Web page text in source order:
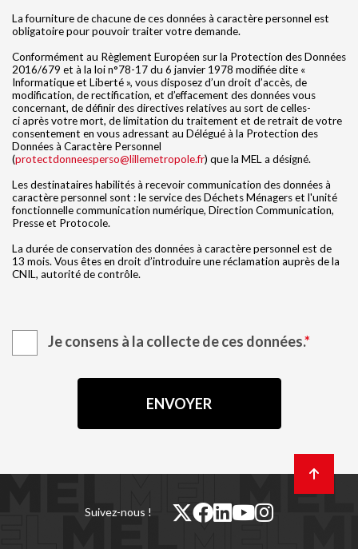
La fourniture de chacune de ces données à caractère personnel est
obligatoire pour pouvoir traiter votre demande.
Conformément au Règlement Européen sur la Protection des Données
2016/679 et à la loi n°78-17 du 6 janvier 1978 modifiée dite «
Informatique et Liberté », vous disposez d’un droit d’accès, de
modification, de rectification, et d’effacement des données vous
concernant, de définir des directives relatives au sort de celles-
ci après votre mort, de limitation du traitement et de retrait de votre
consentement en vous adressant au Délégué à la Protection des
Données à Caractère Personnel
(protectdonneesperso@lillemetropole.fr) que la MEL a désigné.
Les destinataires habilités à recevoir communication des données à
caractère personnel sont : le service des Déchets Ménagers et l'unité
fonctionnelle communication numérique, Direction Communication,
Presse et Protocole.
La durée de conservation des données à caractère personnel est de
13 mois. Vous êtes en droit d’introduire une réclamation auprès de la
CNIL, autorité de contrôle.
Je consens à la collecte de ces données.
Suivez-nous !
twitter
facebook
linkedin
youtube
instagram
en
haut